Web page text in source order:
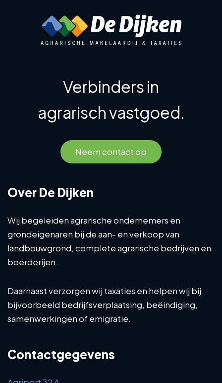
Verbinders in
agrarisch vastgoed.
Neem contact op
Over De Dijken
Wij begeleiden agrarische ondernemers en
grondeigenaren bij de aan- en verkoop van
landbouwgrond, complete agrarische bedrijven en
boerderijen.
Daarnaast verzorgen wij taxaties en helpen wij bij
bijvoorbeeld bedrijfsverplaatsing, beëindiging,
samenwerkingen of emigratie.
Contactgegevens